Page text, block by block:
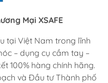
Mại XSAFE
tại Việt Nam trong lĩnh
– dụng cụ cầm tay –
100% hàng chính hãng.
và Đầu tư Thành phố